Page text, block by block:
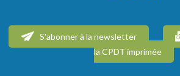
S'abonner à la newsletter
la CPDT imprimée